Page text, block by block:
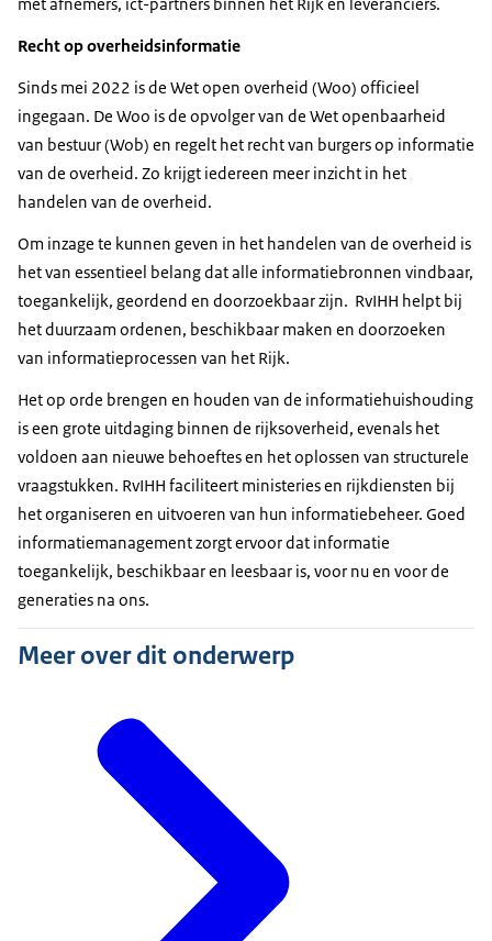
met afnemers, ict-partners binnen het Rijk en leveranciers.
Recht op overheidsinformatie
Sinds mei 2022 is de Wet open overheid (Woo) officieel
ingegaan. De Woo is de opvolger van de Wet openbaarheid
van bestuur (Wob) en regelt het recht van burgers op informatie
van de overheid. Zo krijgt iedereen meer inzicht in het
handelen van de overheid.
Om inzage te kunnen geven in het handelen van de overheid is
het van essentieel belang dat alle informatiebronnen vindbaar,
toegankelijk, geordend en doorzoekbaar zijn. RvIHH helpt bij
het duurzaam ordenen, beschikbaar maken en doorzoeken
van informatieprocessen van het Rijk.
Het op orde brengen en houden van de informatiehuishouding
is een grote uitdaging binnen de rijksoverheid, evenals het
voldoen aan nieuwe behoeftes en het oplossen van structurele
vraagstukken. RvIHH faciliteert ministeries en rijkdiensten bij
het organiseren en uitvoeren van hun informatiebeheer. Goed
informatiemanagement zorgt ervoor dat informatie
toegankelijk, beschikbaar en leesbaar is, voor nu en voor de
generaties na ons.
Meer over dit onderwerp